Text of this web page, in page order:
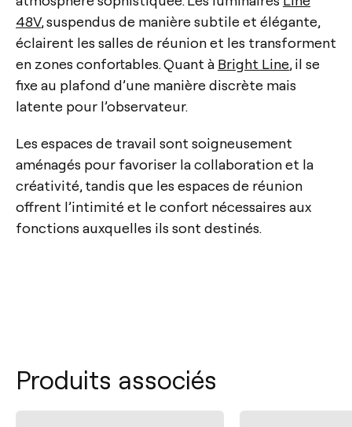
48V, suspendus de manière subtile et élégante,
éclairent les salles de réunion et les transforment
en zones confortables. Quant à Bright Line, il se
fixe au plafond d’une manière discrète mais
latente pour l’observateur.
Les espaces de travail sont soigneusement
aménagés pour favoriser la collaboration et la
créativité, tandis que les espaces de réunion
offrent l’intimité et le confort nécessaires aux
fonctions auxquelles ils sont destinés.
Produits associés